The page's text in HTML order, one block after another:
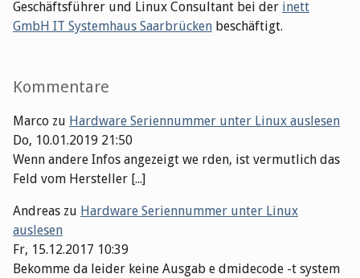
Geschäftsführer und Linux Consultant bei der inett
GmbH IT Systemhaus Saarbrücken beschäftigt.
Kommentare
Marco zu Hardware Seriennummer unter Linux auslesen
Do, 10.01.2019 21:50
Wenn andere Infos angezeigt we rden, ist vermutlich das
Feld vom Hersteller [...]
Andreas zu Hardware Seriennummer unter Linux
auslesen
Fr, 15.12.2017 10:39
Bekomme da leider keine Ausgab e dmidecode -t system